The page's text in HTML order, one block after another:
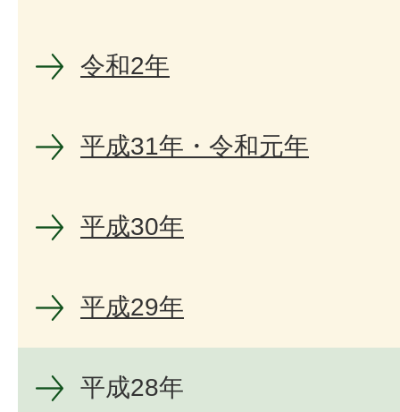
令和2年
平成31年・令和元年
平成30年
平成29年
平成28年